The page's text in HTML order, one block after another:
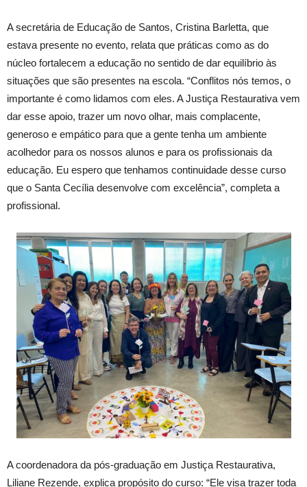
A secretária de Educação de Santos, Cristina Barletta, que
estava presente no evento, relata que práticas como as do
núcleo fortalecem a educação no sentido de dar equilíbrio às
situações que são presentes na escola. “Conflitos nós temos, o
importante é como lidamos com eles. A Justiça Restaurativa vem
dar esse apoio, trazer um novo olhar, mais complacente,
generoso e empático para que a gente tenha um ambiente
acolhedor para os nossos alunos e para os profissionais da
educação. Eu espero que tenhamos continuidade desse curso
que o Santa Cecília desenvolve com excelência”, completa a
profissional.
A coordenadora da pós-graduação em Justiça Restaurativa,
Liliane Rezende, explica propósito do curso: “Ele visa trazer toda